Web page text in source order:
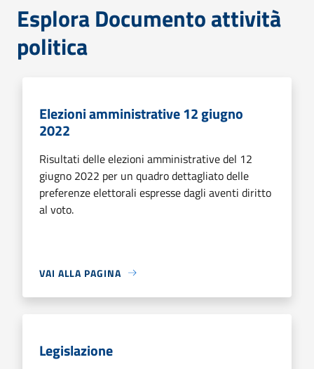
Esplora Documento attività
politica
Elezioni amministrative 12 giugno
2022
Risultati delle elezioni amministrative del 12
giugno 2022 per un quadro dettagliato delle
preferenze elettorali espresse dagli aventi diritto
al voto.
VAI ALLA PAGINA
Legislazione